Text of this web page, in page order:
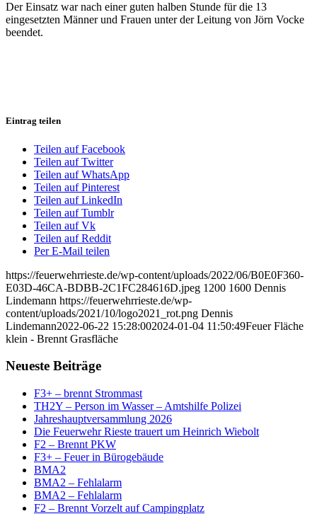
Der Einsatz war nach einer guten halben Stunde für die 13
eingesetzten Männer und Frauen unter der Leitung von Jörn Vocke
beendet.
Eintrag teilen
Teilen auf Facebook
Teilen auf Twitter
Teilen auf WhatsApp
Teilen auf Pinterest
Teilen auf LinkedIn
Teilen auf Tumblr
Teilen auf Vk
Teilen auf Reddit
Per E-Mail teilen
https://feuerwehrrieste.de/wp-content/uploads/2022/06/B0E0F360-
E03D-46CA-BDBB-2C1FC284616D.jpeg 1200 1600 Dennis
Lindemann https://feuerwehrrieste.de/wp-
content/uploads/2021/10/logo2021_rot.png Dennis
Lindemann2022-06-22 15:28:002024-01-04 11:50:49Feuer Fläche
klein - Brennt Grasfläche
Neueste Beiträge
F3+ – brennt Strommast
TH2Y – Person im Wasser – Amtshilfe Polizei
Jahreshauptversammlung 2026
Die Feuerwehr Rieste trauert um Heinrich Wiebolt
F2 – Brennt PKW
F3+ – Feuer in Bürogebäude
BMA2
BMA2 – Fehlalarm
BMA2 – Fehlalarm
F2 – Brennt Vorzelt auf Campingplatz